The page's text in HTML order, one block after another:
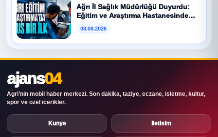
Ağrı İl Sağlık Müdürlüğü Duyurdu:
Eğitim ve Araştırma Hastanesinde
08.08.2026
ajans04
Agri’nin mobil haber merkezi. Son dakika, taziye, eczane, isletme, kultur,
spor ve ozel icerikler.
Kunye Iletisim